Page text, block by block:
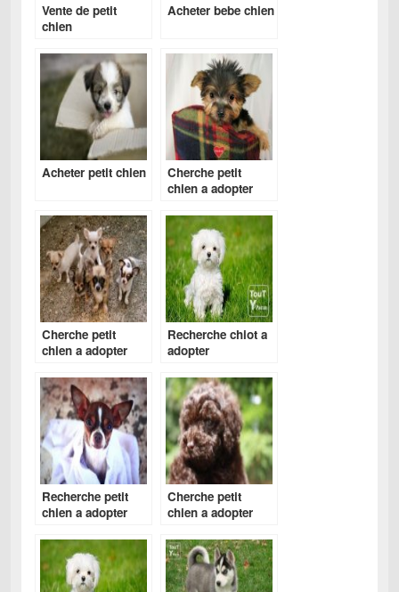
Vente de petit
chien
Acheter bebe chien
Acheter petit chien
Cherche petit
chien a adopter
Cherche petit
chien a adopter
Recherche chiot a
adopter
Recherche petit
chien a adopter
Cherche petit
chien a adopter